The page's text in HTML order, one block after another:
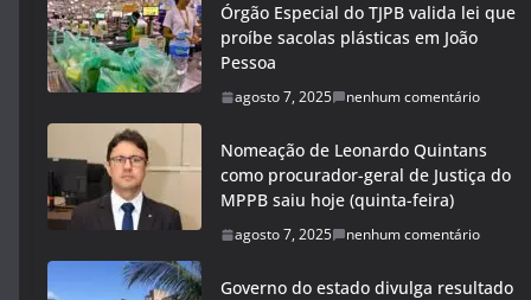
Órgão Especial do TJPB valida lei que
proíbe sacolas plásticas em João
Pessoa
agosto 7, 2025 nenhum comentário
Nomeação de Leonardo Quintans
como procurador-geral de Justiça do
MPPB saiu hoje (quinta-feira)
agosto 7, 2025 nenhum comentário
Governo do estado divulga resultado